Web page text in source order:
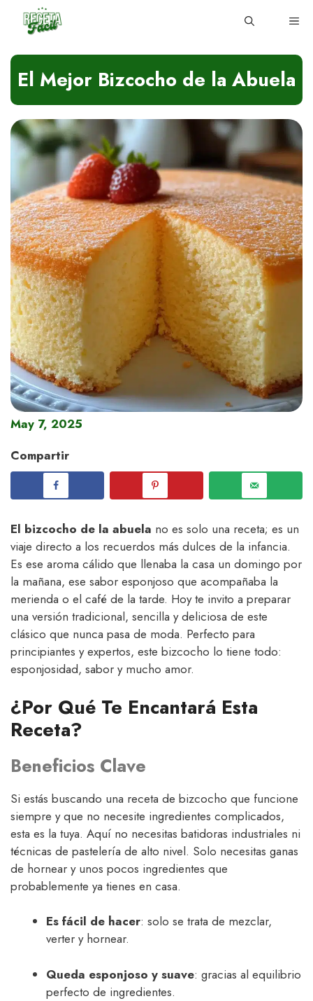
El Mejor Bizcocho de la Abuela
May 7, 2025
Compartir
El bizcocho de la abuela no es solo una receta; es un
viaje directo a los recuerdos más dulces de la infancia.
Es ese aroma cálido que llenaba la casa un domingo por
la mañana, ese sabor esponjoso que acompañaba la
merienda o el café de la tarde. Hoy te invito a preparar
una versión tradicional, sencilla y deliciosa de este
clásico que nunca pasa de moda. Perfecto para
principiantes y expertos, este bizcocho lo tiene todo:
esponjosidad, sabor y mucho amor.
¿Por Qué Te Encantará Esta
Receta?
Beneficios Clave
Si estás buscando una receta de bizcocho que funcione
siempre y que no necesite ingredientes complicados,
esta es la tuya. Aquí no necesitas batidoras industriales ni
técnicas de pastelería de alto nivel. Solo necesitas ganas
de hornear y unos pocos ingredientes que
probablemente ya tienes en casa.
Es fácil de hacer: solo se trata de mezclar,
verter y hornear.
Queda esponjoso y suave: gracias al equilibrio
perfecto de ingredientes.